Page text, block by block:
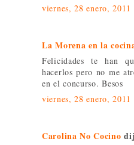
viernes, 28 enero, 2011
La Morena en la
Felicidades te han
hacerlos pero no me
en el concurso. Besos
viernes, 28 enero, 2011
Carolina No Cocino